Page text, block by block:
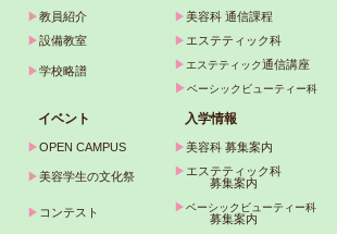
▶教員紹介 ▶美容科 通信課程
▶設備教室 ▶ エステティック科
▶学校略譜 ▶ エステティック通信講座
▶ベーシックビューティー科
イベント 入学情報
▶OPEN CAMPUS ▶美容科 募集案内
▶美容学生の文化祭 ▶ エステティック科
募集案内
▶ コンテスト ▶ベーシックビューティー科
募集案内